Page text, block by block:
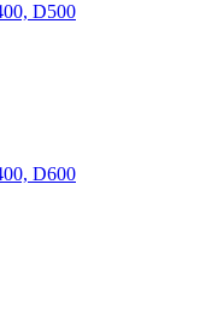
D500
D600